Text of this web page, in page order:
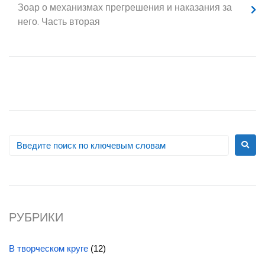
Зоар о механизмах прегрешения и наказания за
него. Часть вторая
РУБРИКИ
В творческом круге (12)